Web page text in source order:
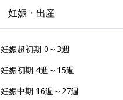
妊娠・出産
妊娠超初期 0～3週
妊娠初期 4週～15週
妊娠中期 16週～27週